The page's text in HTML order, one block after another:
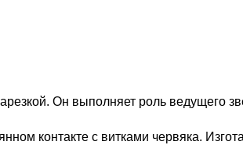
Он выполняет роль ведущего
контакте с витками червяка.